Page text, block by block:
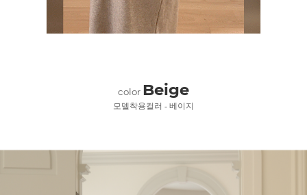
color Beige
모델착용컬러 - 베이지